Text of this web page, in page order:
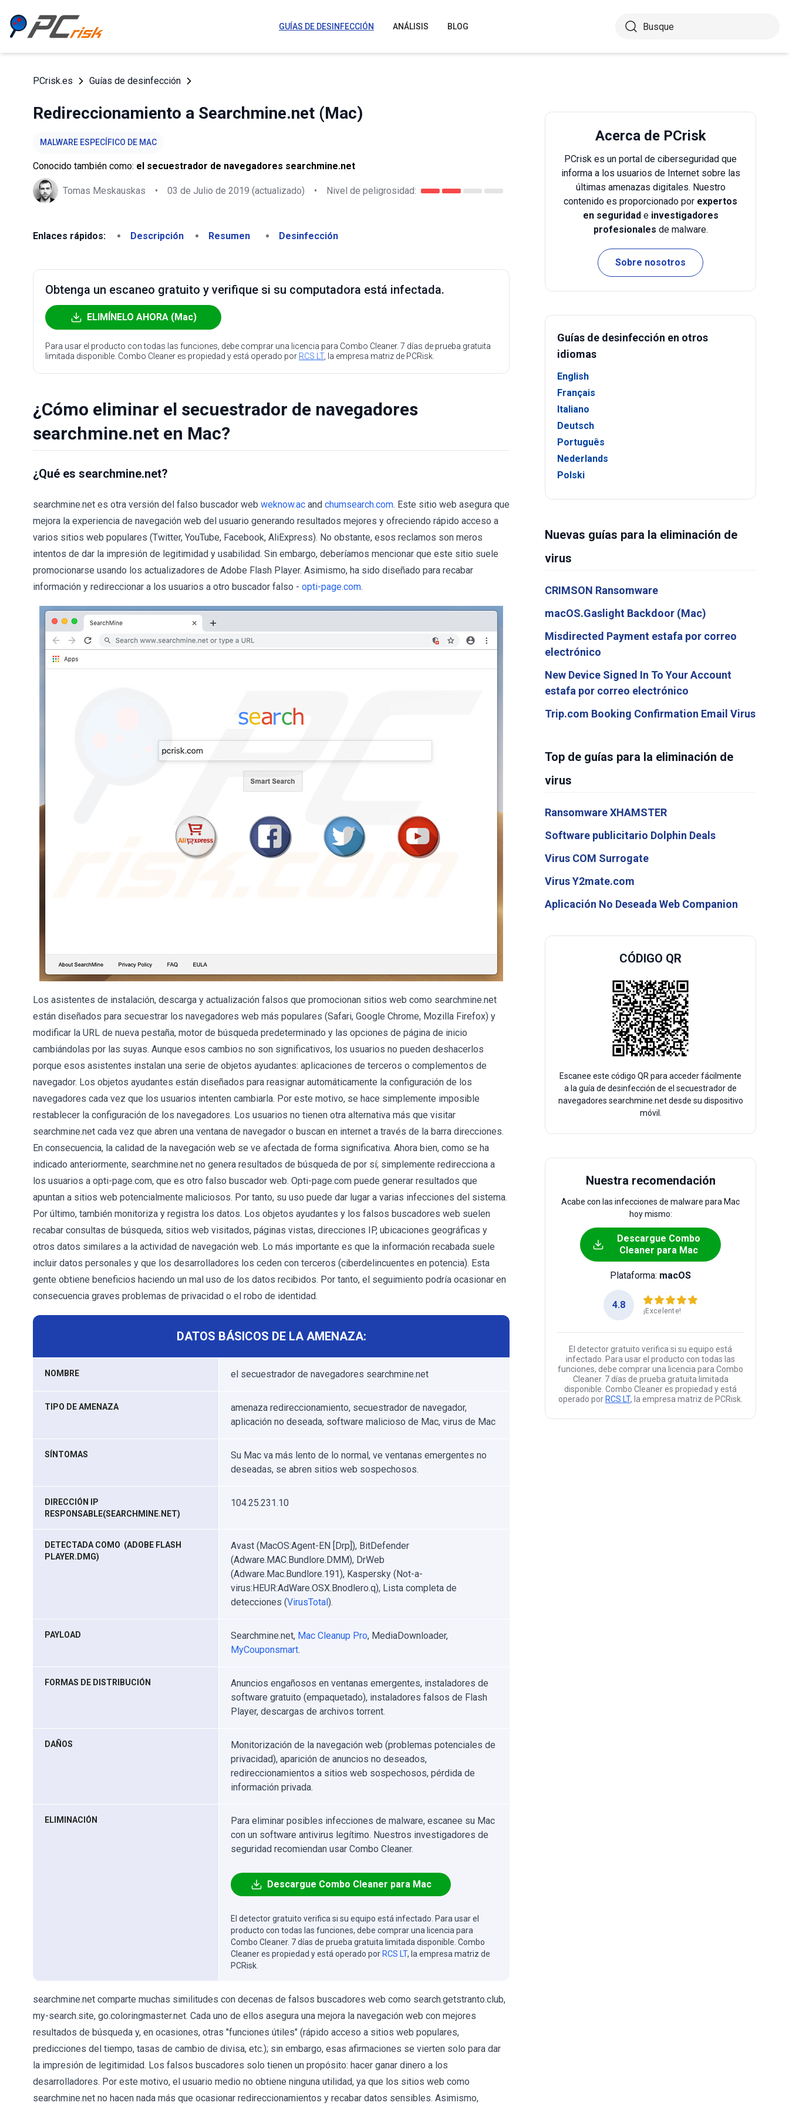
GUÍAS DE DESINFECCIÓN ANÁLISIS BLOG
PCrisk.es Guías de desinfección
Redireccionamiento a Searchmine.net (Mac)
MALWARE ESPECÍFICO DE MAC
Conocido también como: el secuestrador de navegadores searchmine.net
Tomas Meskauskas • 03 de Julio de 2019 (actualizado) • Nivel de peligrosidad:
Enlaces rápidos: Descripción Resumen Desinfección
Obtenga un escaneo gratuito y verifique si su computadora está infectada.
ELIMÍNELO AHORA (Mac)
Para usar el producto con todas las funciones, debe comprar una licencia para Combo Cleaner. 7 días de prueba gratuita
limitada disponible. Combo Cleaner es propiedad y está operado por RCS LT, la empresa matriz de PCRisk.
¿Cómo eliminar el secuestrador de navegadores
searchmine.net en Mac?
¿Qué es searchmine.net?
searchmine.net es otra versión del falso buscador web weknow.ac and chumsearch.com. Este sitio web asegura que
mejora la experiencia de navegación web del usuario generando resultados mejores y ofreciendo rápido acceso a
varios sitios web populares (Twitter, YouTube, Facebook, AliExpress). No obstante, esos reclamos son meros
intentos de dar la impresión de legitimidad y usabilidad. Sin embargo, deberíamos mencionar que este sitio suele
promocionarse usando los actualizadores de Adobe Flash Player. Asimismo, ha sido diseñado para recabar
información y redireccionar a los usuarios a otro buscador falso - opti-page.com.
Los asistentes de instalación, descarga y actualización falsos que promocionan sitios web como searchmine.net
están diseñados para secuestrar los navegadores web más populares (Safari, Google Chrome, Mozilla Firefox) y
modificar la URL de nueva pestaña, motor de búsqueda predeterminado y las opciones de página de inicio
cambiándolas por las suyas. Aunque esos cambios no son significativos, los usuarios no pueden deshacerlos
porque esos asistentes instalan una serie de objetos ayudantes: aplicaciones de terceros o complementos de
navegador. Los objetos ayudantes están diseñados para reasignar automáticamente la configuración de los
navegadores cada vez que los usuarios intenten cambiarla. Por este motivo, se hace simplemente imposible
restablecer la configuración de los navegadores. Los usuarios no tienen otra alternativa más que visitar
searchmine.net cada vez que abren una ventana de navegador o buscan en internet a través de la barra direcciones.
En consecuencia, la calidad de la navegación web se ve afectada de forma significativa. Ahora bien, como se ha
indicado anteriormente, searchmine.net no genera resultados de búsqueda de por sí; simplemente redirecciona a
los usuarios a opti-page.com, que es otro falso buscador web. Opti-page.com puede generar resultados que
apuntan a sitios web potencialmente maliciosos. Por tanto, su uso puede dar lugar a varias infecciones del sistema.
Por último, también monitoriza y registra los datos. Los objetos ayudantes y los falsos buscadores web suelen
recabar consultas de búsqueda, sitios web visitados, páginas vistas, direcciones IP, ubicaciones geográficas y
otros datos similares a la actividad de navegación web. Lo más importante es que la información recabada suele
incluir datos personales y que los desarrolladores los ceden con terceros (ciberdelincuentes en potencia). Esta
gente obtiene beneficios haciendo un mal uso de los datos recibidos. Por tanto, el seguimiento podría ocasionar en
consecuencia graves problemas de privacidad o el robo de identidad.
DATOS BÁSICOS DE LA AMENAZA:
NOMBRE el secuestrador de navegadores searchmine.net
TIPO DE AMENAZA
amenaza redireccionamiento, secuestrador de navegador,
aplicación no deseada, software malicioso de Mac, virus de Mac
SÍNTOMAS
Su Mac va más lento de lo normal, ve ventanas emergentes no
deseadas, se abren sitios web sospechosos.
DIRECCIÓN IP
RESPONSABLE(SEARCHMINE.NET)
104.25.231.10
DETECTADA COMO (ADOBE FLASH
PLAYER.DMG)
Avast (MacOS:Agent-EN [Drp]), BitDefender
(Adware.MAC.Bundlore.DMM), DrWeb
(Adware.Mac.Bundlore.191), Kaspersky (Not-a-
virus:HEUR:AdWare.OSX.Bnodlero.q), Lista completa de
detecciones (VirusTotal).
PAYLOAD Searchmine.net, Mac Cleanup Pro, MediaDownloader,
MyCouponsmart.
FORMAS DE DISTRIBUCIÓN
Anuncios engañosos en ventanas emergentes, instaladores de
software gratuito (empaquetado), instaladores falsos de Flash
Player, descargas de archivos torrent.
DAÑOS
Monitorización de la navegación web (problemas potenciales de
privacidad), aparición de anuncios no deseados,
redireccionamientos a sitios web sospechosos, pérdida de
información privada.
ELIMINACIÓN
Para eliminar posibles infecciones de malware, escanee su Mac
con un software antivirus legítimo. Nuestros investigadores de
seguridad recomiendan usar Combo Cleaner.
Descargue Combo Cleaner para Mac
El detector gratuito verifica si su equipo está infectado. Para usar el
producto con todas las funciones, debe comprar una licencia para
Combo Cleaner. 7 días de prueba gratuita limitada disponible. Combo
Cleaner es propiedad y está operado por RCS LT, la empresa matriz de
PCRisk.
searchmine.net comparte muchas similitudes con decenas de falsos buscadores web como search.getstranto.club,
my-search.site, go.coloringmaster.net. Cada uno de ellos asegura una mejora la navegación web con mejores
resultados de búsqueda y, en ocasiones, otras "funciones útiles" (rápido acceso a sitios web populares,
predicciones del tiempo, tasas de cambio de divisa, etc.); sin embargo, esas afirmaciones se vierten solo para dar
la impresión de legitimidad. Los falsos buscadores solo tienen un propósito: hacer ganar dinero a los
desarrolladores. Por este motivo, el usuario medio no obtiene ninguna utilidad, ya que los sitios web como
searchmine.net no hacen nada más que ocasionar redireccionamientos y recabar datos sensibles. Asimismo,
Acerca de PCrisk
PCrisk es un portal de ciberseguridad que
informa a los usuarios de Internet sobre las
últimas amenazas digitales. Nuestro
contenido es proporcionado por expertos
en seguridade investigadores
profesionales de malware.
Sobre nosotros
Guías de desinfección en otros
idiomas
English
Français
Italiano
Deutsch
Português
Nederlands
Polski
Nuevas guías para la eliminación de
virus
CRIMSON Ransomware
macOS.Gaslight Backdoor (Mac)
Misdirected Payment estafa por correo
electrónico
New Device Signed In To Your Account
estafa por correo electrónico
Trip.com Booking Confirmation Email Virus
Top de guías para la eliminación de
virus
Ransomware XHAMSTER
Software publicitario Dolphin Deals
Virus COM Surrogate
Virus Y2mate.com
Aplicación No Deseada Web Companion
CÓDIGO QR
Escanee este código QR para acceder fácilmente
a la guía de desinfección de el secuestrador de
navegadores searchmine.net desde su dispositivo
móvil.
Nuestra recomendación
Acabe con las infecciones de malware para Mac
hoy mismo:
Descargue Combo
Cleaner para Mac
Plataforma: macOS
4.8
¡Excelente!
El detector gratuito verifica si su equipo está
infectado. Para usar el producto con todas las
funciones, debe comprar una licencia para Combo
Cleaner. 7 días de prueba gratuita limitada
disponible. Combo Cleaner es propiedad y está
operado por RCS LT, la empresa matriz de PCRisk.